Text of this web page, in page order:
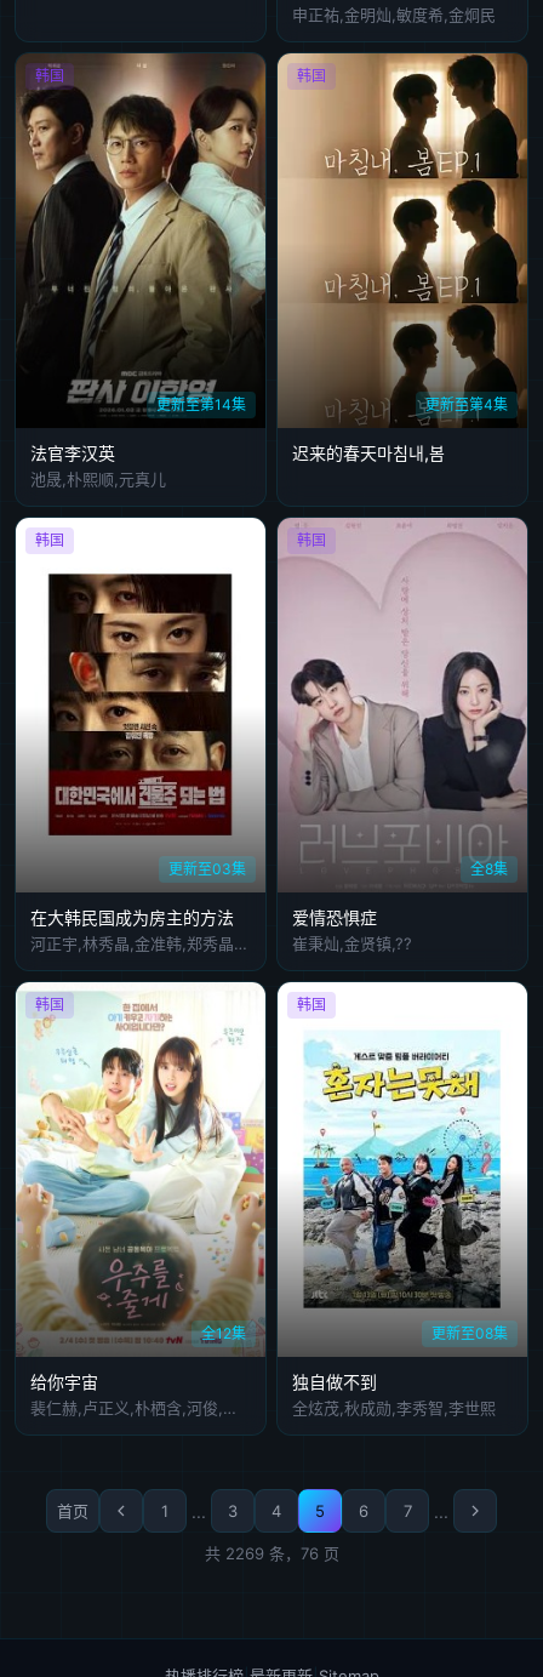
申正祐,金明灿,敏度希,金炯民
韩国
更新至第14集
法官李汉英
池晟,朴熙顺,元真儿
韩国
更新至第4集
迟来的春天마침내,봄
韩国
更新至03集
在大韩民国成为房主的方法
河正宇,林秀晶,金准韩,郑秀晶,沈恩敬,金南佶,石原崇雅
韩国
全8集
爱情恐惧症
崔秉灿,金贤镇,??
韩国
全12集
给你宇宙
裴仁赫,卢正义,朴栖含,河俊,朴智贤
韩国
更新至08集
独自做不到
全炫茂,秋成勋,李秀智,李世熙
首页 1 ... 3 4 5 6 7 ...
共 2269 条，76 页